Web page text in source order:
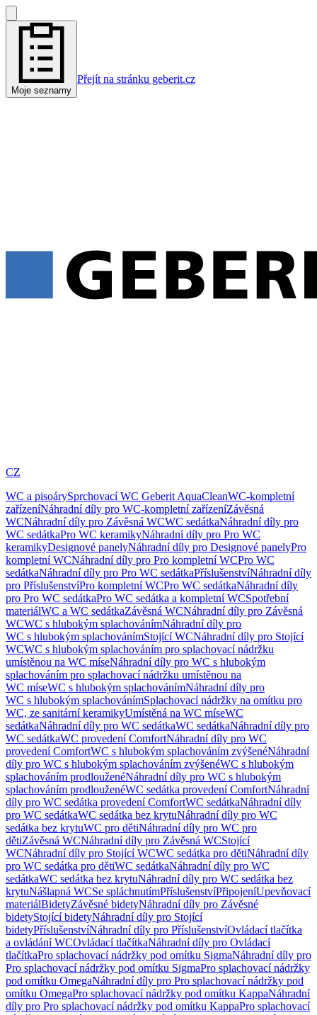
Moje seznamy
Přejít na stránku geberit.cz
CZ
WC a pisoárySprchovací WC Geberit AquaCleanWC-kompletní
zařízeníNáhradní díly pro WC-kompletní zařízeníZávěsná
WCNáhradní díly pro Závěsná WCWC sedátkaNáhradní díly pro
WC sedátkaPro WC keramikyNáhradní díly pro Pro WC
keramikyDesignové panelyNáhradní díly pro Designové panelyPro
kompletní WCNáhradní díly pro Pro kompletní WCPro WC
sedátkaNáhradní díly pro Pro WC sedátkaPříslušenstvíNáhradní díly
pro PříslušenstvíPro kompletní WCPro WC sedátkaNáhradní díly
pro Pro WC sedátkaPro WC sedátka a kompletní WCSpotřební
materiálWC a WC sedátkaZávěsná WCNáhradní díly pro Závěsná
WCWC s hlubokým splachovánímNáhradní díly pro
WC s hlubokým splachovánímStojící WCNáhradní díly pro Stojící
WCWC s hlubokým splachováním pro splachovací nádržku
umístěnou na WC míseNáhradní díly pro WC s hlubokým
splachováním pro splachovací nádržku umístěnou na
WC míseWC s hlubokým splachovánímNáhradní díly pro
WC s hlubokým splachovánímSplachovací nádržky na omítku pro
WC, ze sanitární keramikyUmístěná na WC míseWC
sedátkaNáhradní díly pro WC sedátkaWC sedátkaNáhradní díly pro
WC sedátkaWC provedení ComfortNáhradní díly pro WC
provedení ComfortWC s hlubokým splachováním zvýšenéNáhradní
díly pro WC s hlubokým splachováním zvýšenéWC s hlubokým
splachováním prodlouženéNáhradní díly pro WC s hlubokým
splachováním prodlouženéWC sedátka provedení ComfortNáhradní
díly pro WC sedátka provedení ComfortWC sedátkaNáhradní díly
pro WC sedátkaWC sedátka bez krytuNáhradní díly pro WC
sedátka bez krytuWC pro dětiNáhradní díly pro WC pro
dětiZávěsná WCNáhradní díly pro Závěsná WCStojící
WCNáhradní díly pro Stojící WCWC sedátka pro dětiNáhradní díly
pro WC sedátka pro dětiWC sedátkaNáhradní díly pro WC
sedátkaWC sedátka bez krytuNáhradní díly pro WC sedátka bez
krytuNášlapná WCSe spláchnutímPříslušenstvíPřipojeníUpevňovací
materiálBidetyZávěsné bidetyNáhradní díly pro Závěsné
bidetyStojící bidetyNáhradní díly pro Stojící
bidetyPříslušenstvíNáhradní díly pro PříslušenstvíOvládací tlačítka
a ovládání WCOvládací tlačítkaNáhradní díly pro Ovládací
tlačítkaPro splachovací nádržky pod omítku SigmaNáhradní díly pro
Pro splachovací nádržky pod omítku SigmaPro splachovací nádržky
pod omítku OmegaNáhradní díly pro Pro splachovací nádržky pod
omítku OmegaPro splachovací nádržky pod omítku KappaNáhradní
díly pro Pro splachovací nádržky pod omítku KappaPro splachovací